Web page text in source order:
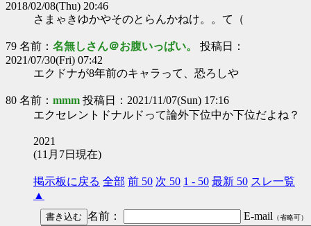
2018/02/08(Thu) 20:46
さまゃきゆかやそのとらんかねけ。。て（
79 名前： 名無しさん＠お腹いっぱい。 投稿日：
2021/07/30(Fri) 07:42
エクドナが8年前のキャラって、恐ろしや
80 名前： mmm 投稿日：2021/11/07(Sun) 17:16
エクセレントドナルドって論外下位中か下位だよね？
2021
(11月7日現在)
掲示板に戻る 全部 前 50 次 50 1 - 50 最新 50 スレ一覧
▲
名前：
E-mail （省略可）